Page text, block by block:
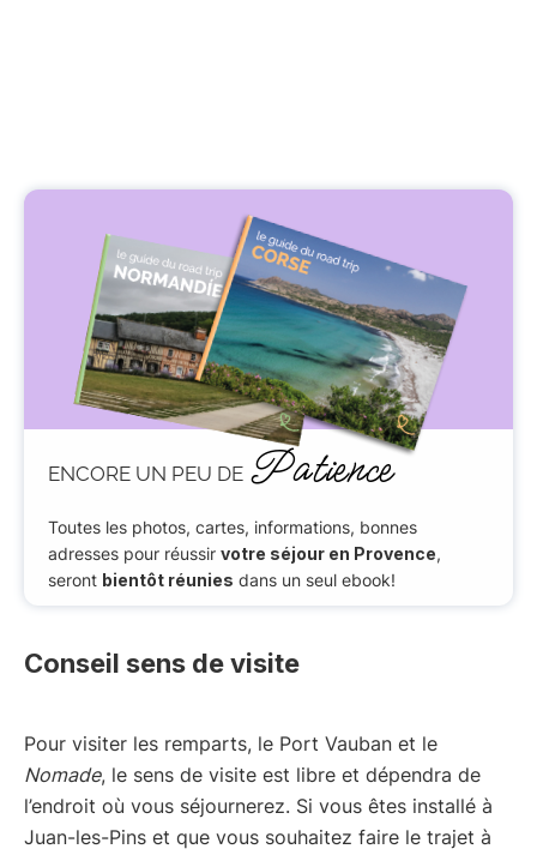
ENCORE UN PEU DE Patience
Toutes les photos, cartes, informations, bonnes
adresses pour réussir votre séjour en Provence,
seront bientôt réunies dans un seul ebook!
Conseil sens de visite
Pour visiter les remparts, le Port Vauban et le
Nomade, le sens de visite est libre et dépendra de
l’endroit où vous séjournerez. Si vous êtes installé à
Juan-les-Pins et que vous souhaitez faire le trajet à